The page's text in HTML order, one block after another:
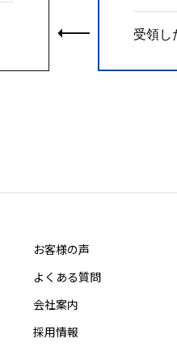
受領し
お客様の声
よくある質問
会社案内
採用情報